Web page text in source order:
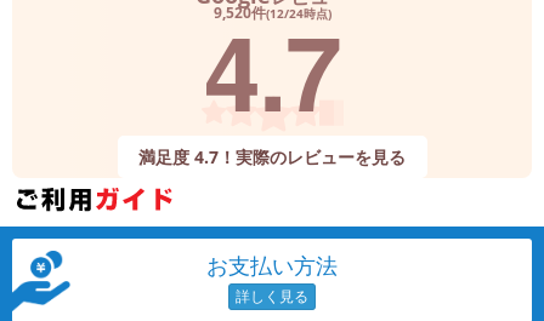
9,520件(12/24時点)
4.7
満足度 4.7！実際のレビューを見る
お支払い方法